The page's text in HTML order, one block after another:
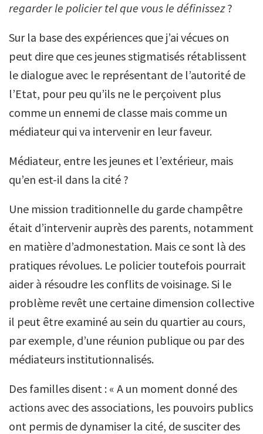
regarder le policier tel que vous le définissez?
Sur la base des expériences que j’ai vécues on
peut dire que ces jeunes stigmatisés rétablissent
le dialogue avec le représentant de l’autorité de
l’Etat, pour peu qu’ils ne le perçoivent plus
comme un ennemi de classe mais comme un
médiateur qui va intervenir en leur faveur.
Médiateur, entre les jeunes et l’extérieur, mais
qu’en est-il dans la cité ?
Une mission traditionnelle du garde champêtre
était d’intervenir auprès des parents, notamment
en matière d’admonestation. Mais ce sont là des
pratiques révolues. Le policier toutefois pourrait
aider à résoudre les conflits de voisinage. Si le
problème revêt une certaine dimension collective
il peut être examiné au sein du quartier au cours,
par exemple, d’une réunion publique ou par des
médiateurs institutionnalisés.
Des familles disent : « A un moment donné des
actions avec des associations, les pouvoirs publics
ont permis de dynamiser la cité, de susciter des